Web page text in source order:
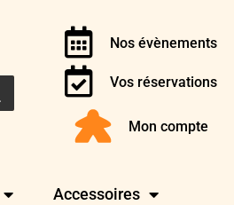
Nos évènements
Vos réservations
Mon compte
Accessoires